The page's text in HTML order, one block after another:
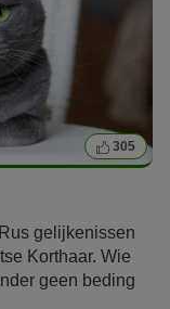
305
gelijkenissen
Korthaar. Wie
geen beding